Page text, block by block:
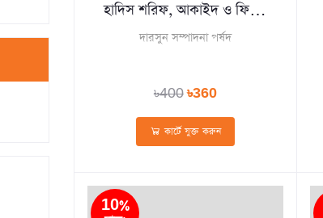
হাদিস শরিফ, আকাইদ ও ফিকহ
- দাখিল ২০২৬ টেস্ট পেপারস
দারসুন সম্পাদনা পর্ষদ
৳400৳360
কার্টে যুক্ত করুন
10%